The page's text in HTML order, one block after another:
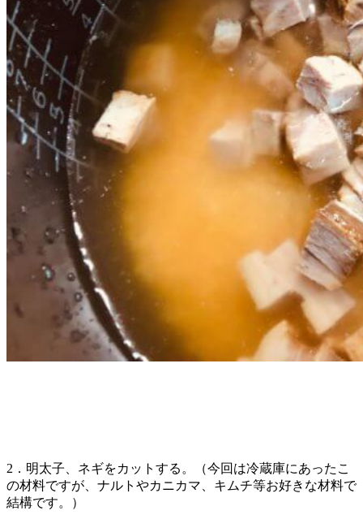
2．明太子、ネギをカットする。（今回は冷蔵庫にあったこ
の材料ですが、ナルトやカニカマ、キムチ等お好きな材料で
結構です。）